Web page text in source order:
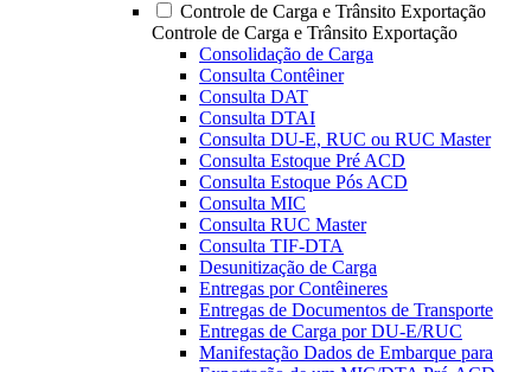
Controle de Carga e Trânsito Exportação
Controle de Carga e Trânsito Exportação
Consolidação de Carga
Consulta Contêiner
Consulta DAT
Consulta DTAI
Consulta DU-E, RUC ou RUC Master
Consulta Estoque Pré ACD
Consulta Estoque Pós ACD
Consulta MIC
Consulta RUC Master
Consulta TIF-DTA
Desunitização de Carga
Entregas por Contêineres
Entregas de Documentos de Transporte
Entregas de Carga por DU-E/RUC
Manifestação Dados de Embarque para